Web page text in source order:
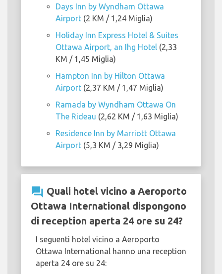
Days Inn by Wyndham Ottawa
Airport (2 KM / 1,24 Miglia)
Holiday Inn Express Hotel & Suites
Ottawa Airport, an Ihg Hotel (2,33
KM / 1,45 Miglia)
Hampton Inn by Hilton Ottawa
Airport (2,37 KM / 1,47 Miglia)
Ramada by Wyndham Ottawa On
The Rideau (2,62 KM / 1,63 Miglia)
Residence Inn by Marriott Ottawa
Airport (5,3 KM / 3,29 Miglia)
question_answer Quali hotel vicino a Aeroporto
Ottawa International dispongono
di reception aperta 24 ore su 24?
I seguenti hotel vicino a Aeroporto
Ottawa International hanno una reception
aperta 24 ore su 24: